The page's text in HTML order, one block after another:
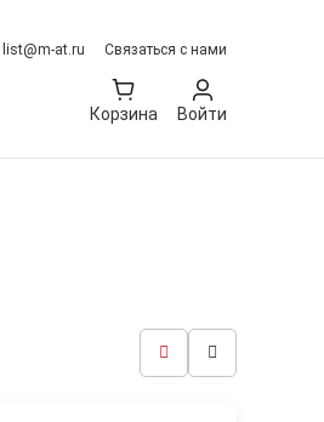
list@m-at.ru Связаться с нами
Корзина Войти